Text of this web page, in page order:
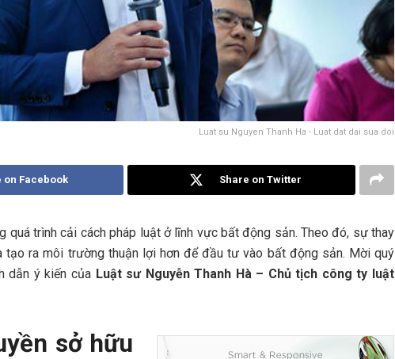
Luat su Nguyen Thanh Ha - Luat dat dai sua doi
on Facebook Share on Twitter
trình cải cách pháp luật ở lĩnh vực bất động sản. Theo đó, sự thay
tạo ra môi trường thuận lợi hơn để đầu tư vào bất động sản. Mời quý
dẫn ý kiến của Luật sư Nguyễn Thanh Hà – Chủ tịch công ty luật
sở hữu